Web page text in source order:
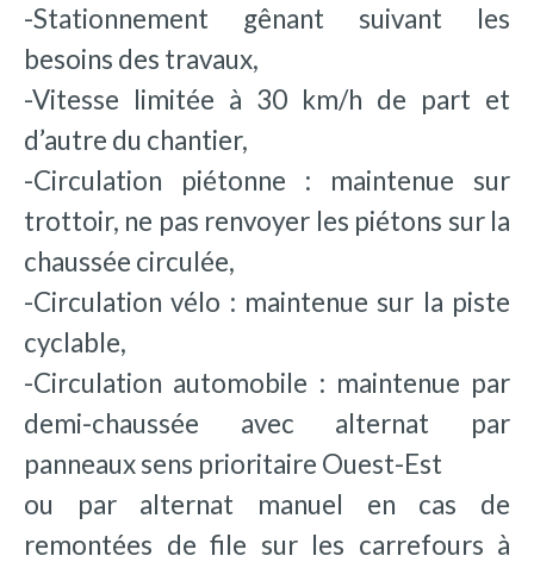
-Stationnement gênant suivant les
besoins des travaux,
-Vitesse limitée à 30 km/h de part et
d’autre du chantier,
-Circulation piétonne : maintenue sur
trottoir, ne pas renvoyer les piétons sur la
chaussée circulée,
-Circulation vélo : maintenue sur la piste
cyclable,
-Circulation automobile : maintenue par
demi-chaussée avec alternat par
panneaux sens prioritaire Ouest-Est
ou par alternat manuel en cas de
remontées de file sur les carrefours à